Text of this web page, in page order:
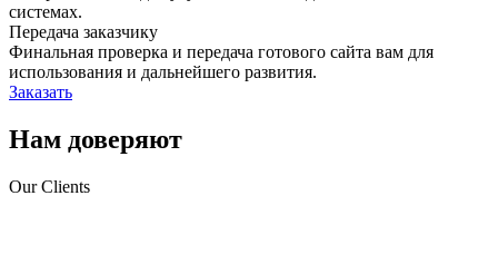
системах.
Передача заказчику
Финальная проверка и передача готового сайта вам для
использования и дальнейшего развития.
Заказать
Нам доверяют
Our Clients